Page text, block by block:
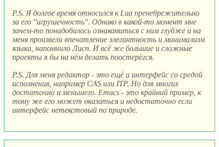
P.S. Я долгое время относился к Lua пренебрежительно
за его "игрушечность". Однако в какой-то момент мне
зачем-то понадобилось ознакомиться с ним глубже и на
меня произвели впечатление элегантность и минимализм
языка, напомнило Лисп. И всё же большие и сложные
проекты я бы на нём делать поостерёгся.
P.S. Для меня редактор - это ещё и интерфейс со средой
исполнения, например CAS или ITP. Но для многих
достаточно и меньшего. Emacs - это крайний пример, к
тому же его может оказаться и недостаточно если
интерфейс нетекстовый по природе.